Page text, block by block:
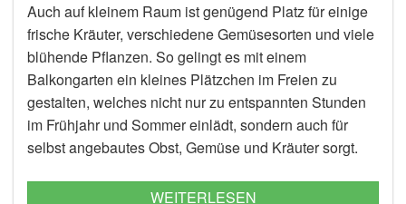
Auch auf kleinem Raum ist genügend Platz für einige
frische Kräuter, verschiedene Gemüsesorten und viele
blühende Pflanzen. So gelingt es mit einem
Balkongarten ein kleines Plätzchen im Freien zu
gestalten, welches nicht nur zu entspannten Stunden
im Frühjahr und Sommer einlädt, sondern auch für
selbst angebautes Obst, Gemüse und Kräuter sorgt.
sich mit so einigen Nutz- und Zierpflanzen bestücken.
WEITERLESEN